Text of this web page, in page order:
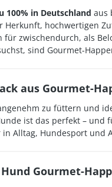
100% in Deutschland aus
Herkunft, hochwertigen
zwischendurch, als
sind Gourmet-
aus Gourmet-
zu füttern und
ist das perfekt –
in Alltag, Hundesport und
Gourmet-